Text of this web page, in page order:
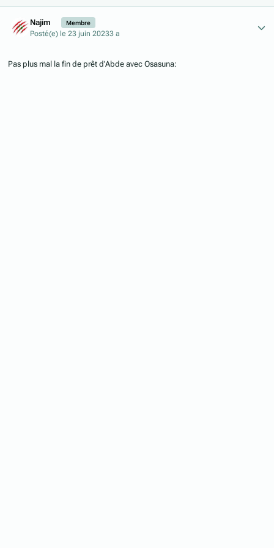
Najim Membre
Posté(e) le 23 juin 20233 a
Pas plus mal la fin de prêt d'Abde avec Osasuna: